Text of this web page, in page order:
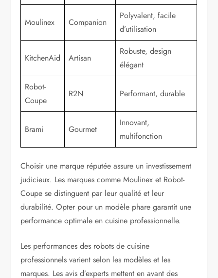
Moulinex Companion
Polyvalent, facile
d’utilisation
KitchenAid Artisan
Robuste, design
élégant
Robot-
Coupe
R2N Performant, durable
Brami Gourmet
Innovant,
multifonction
Choisir une marque réputée assure un investissement
judicieux. Les marques comme Moulinex et Robot-
Coupe se distinguent par leur qualité et leur
durabilité. Opter pour un modèle phare garantit une
performance optimale en cuisine professionnelle.
Les performances des robots de cuisine
professionnels varient selon les modèles et les
marques. Les avis d’experts mettent en avant des